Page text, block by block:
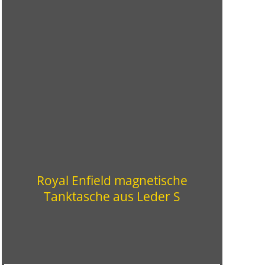
Royal Enfield magnetische
Tanktasche aus Leder S